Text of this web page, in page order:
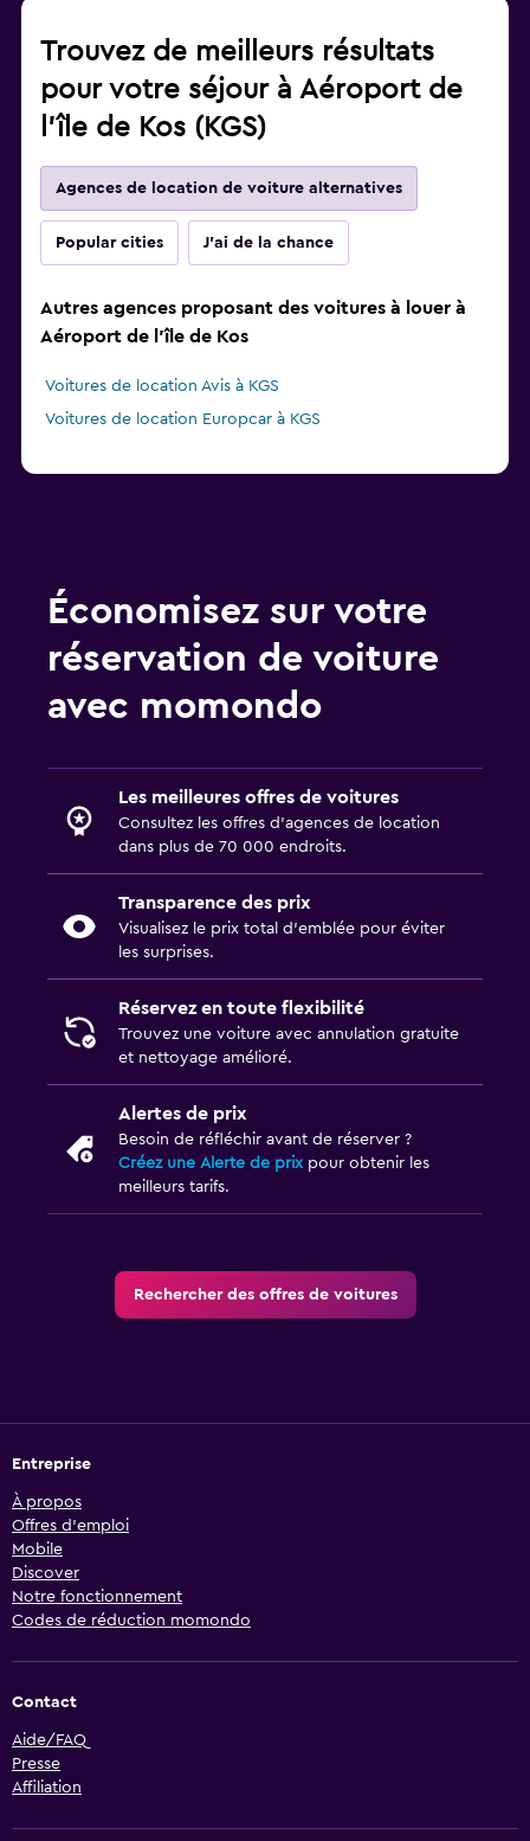
Trouvez de meilleurs résultats
pour votre séjour à Aéroport de
l'île de Kos (KGS)
Agences de location de voiture alternatives
Popular cities J'ai de la chance
Autres agences proposant des voitures à louer à
Aéroport de l'île de Kos
Voitures de location Avis à KGS
Voitures de location Europcar à KGS
Économisez sur votre
réservation de voiture
avec momondo
Les meilleures offres de voitures
Consultez les offres d’agences de location
dans plus de 70 000 endroits.
Transparence des prix
Visualisez le prix total d’emblée pour éviter
les surprises.
Réservez en toute flexibilité
Trouvez une voiture avec annulation gratuite
et nettoyage amélioré.
Alertes de prix
Besoin de réfléchir avant de réserver ?
Créez une Alerte de prixpour obtenir les
meilleurs tarifs.
Rechercher des offres de voitures
Entreprise
À propos
Offres d’emploi
Mobile
Discover
Notre fonctionnement
Codes de réduction momondo
Contact
Aide/FAQ
Presse
Affiliation